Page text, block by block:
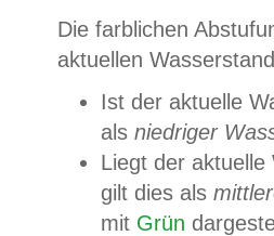
Die farblichen
aktuellen
Ist der aktuelle
als niedriger
Liegt der
gilt dies als
mit Grün